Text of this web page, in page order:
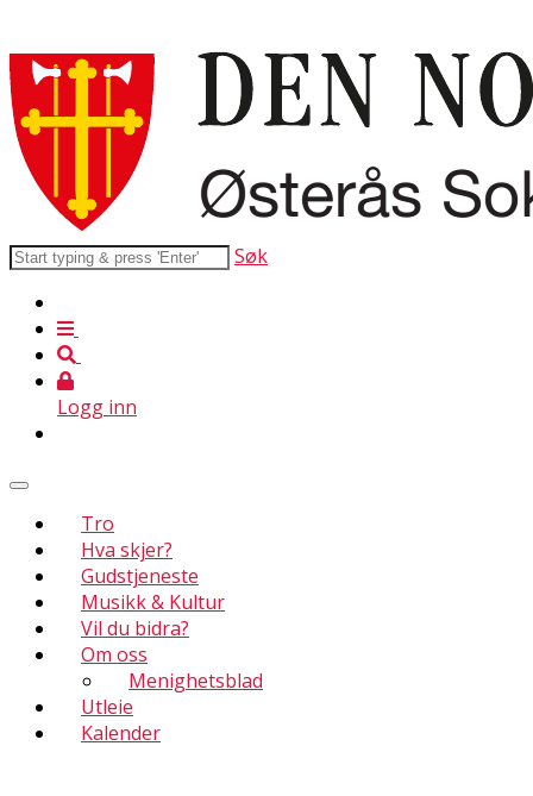
Søk
Logg inn
Tro
Hva skjer?
Gudstjeneste
Musikk & Kultur
Vil du bidra?
Om oss
Menighetsblad
Utleie
Kalender